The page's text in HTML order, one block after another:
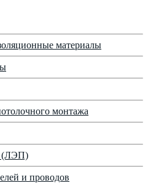
материалы
монтажа
(ЛЭП)
и проводов